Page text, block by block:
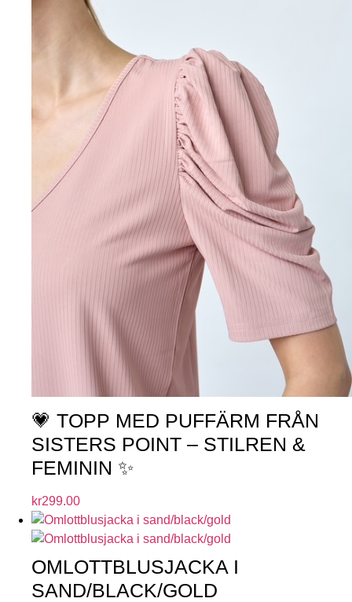
💗 TOPP MED PUFFÄRM FRÅN
SISTERS POINT – STILREN &
FEMININ ✨
kr299.00
OMLOTTBLUSJACKA I
SAND/BLACK/GOLD